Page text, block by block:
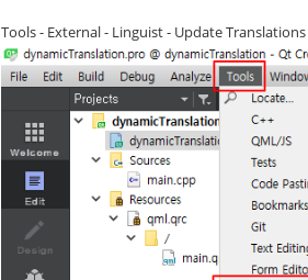
Tools - External - Linguist - Update